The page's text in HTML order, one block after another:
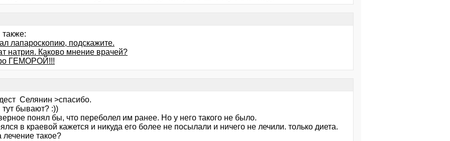
лапароскопию, подскажите.
натрия. Каково мнение врачей?
ГЕМОРОЙ!!!
Селянин >спасибо.
тут бывают? :))
понял бы, что переболел им ранее. Но у него такого не было.
в краевой кажется и никуда его более не посылали и ничего не лечили. только диета.
лечение такое?